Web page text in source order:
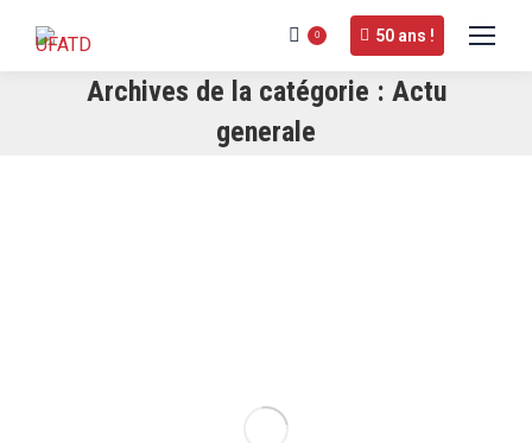
0 50 ans !
Archives de la catégorie : Actu
generale